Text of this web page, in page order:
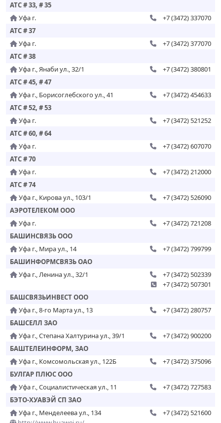
АТС # 33, # 35
Уфа г.
+7 (3472) 337070
АТС # 37
Уфа г.
+7 (3472) 377070
АТС # 38
Уфа г., Янаби ул., 32/1
+7 (3472) 380801
АТС # 45, # 47
Уфа г., Борисоглебского ул., 41
+7 (3472) 454633
АТС # 52, # 53
Уфа г.
+7 (3472) 521252
АТС # 60, # 64
Уфа г.
+7 (3472) 607070
АТС # 70
Уфа г.
+7 (3472) 212000
АТС # 74
Уфа г., Кирова ул., 103/1
+7 (3472) 526090
АЭРОТЕЛЕКОМ ООО
Уфа г.
+7 (3472) 721208
БАШИНСВЯЗЬ ООО
Уфа г., Мира ул., 14
+7 (3472) 799799
БАШИНФОРМСВЯЗЬ ОАО
Уфа г., Ленина ул., 32/1
+7 (3472) 502339
+7 (3472) 507301
БАШСВЯЗЬИНВЕСТ ООО
Уфа г., 8-го Марта ул., 13
+7 (3472) 280757
БАШСЕЛЛ ЗАО
Уфа г., Степана Халтурина ул., 39/1
+7 (3472) 900200
БАШТЕЛЕИНФОРМ, ЗАО
Уфа г., Комсомольская ул., 122Б
+7 (3472) 375096
БУЛГАР ПЛЮС ООО
Уфа г., Социалистическая ул., 11
+7 (3472) 727583
БЭТО-ХУАВЭЙ СП ЗАО
Уфа г., Менделеева ул., 134
+7 (3472) 521600